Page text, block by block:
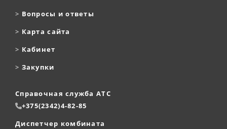
> Вопросы и ответы
> Карта сайта
> Кабинет
> Закупки
Справочная служба АТС
+375(2342)4-82-85
Диспетчер комбината